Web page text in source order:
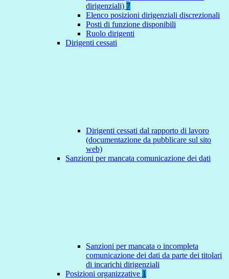
dirigenziali) 7
Elenco posizioni dirigenziali discrezionali
Posti di funzione disponibili
Ruolo dirigenti
Dirigenti cessati
Dirigenti cessati dal rapporto di lavoro
(documentazione da pubblicare sul sito
web)
Sanzioni per mancata comunicazione dei dati
Sanzioni per mancata o incompleta
comunicazione dei dati da parte dei titolari
di incarichi dirigenziali
Posizioni organizzative 1